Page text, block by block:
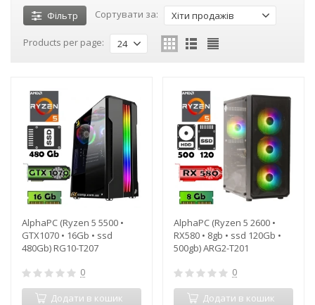
Фільтр Сортувати за: Хіти продажів
Products per page: 24
AlphaPC (Ryzen 5 5500 •
GTX1070 • 16Gb • ssd
480Gb) RG10-T207
0
Додати в кошик
AlphaPC (Ryzen 5 2600 •
RX580 • 8gb • ssd 120Gb •
500gb) ARG2-T201
0
Додати в кошик